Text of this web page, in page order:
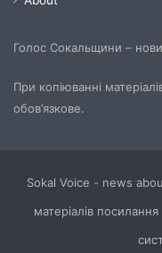
Голос Сокальщини –
При копіюванні
обов’язкове.
Sokal Voice - news
матеріалів